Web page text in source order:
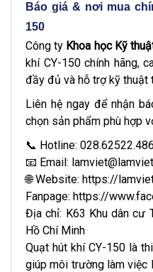
Báo giá & nơi mua
150
Công ty Khoa học Kỹ
khí CY-150 chính hãng,
đầy đủ và hỗ trợ kỹ thuật
Liên hệ ngay để nhận
chọn sản phẩm phù hợp
📞 Hotline:
📧 Email:
🌐 Website: https://
Fanpage: https://
Địa chỉ: K63 Khu dân cư
Hồ Chí Minh
Quạt hút khí CY-150 là
giúp môi trường làm việc